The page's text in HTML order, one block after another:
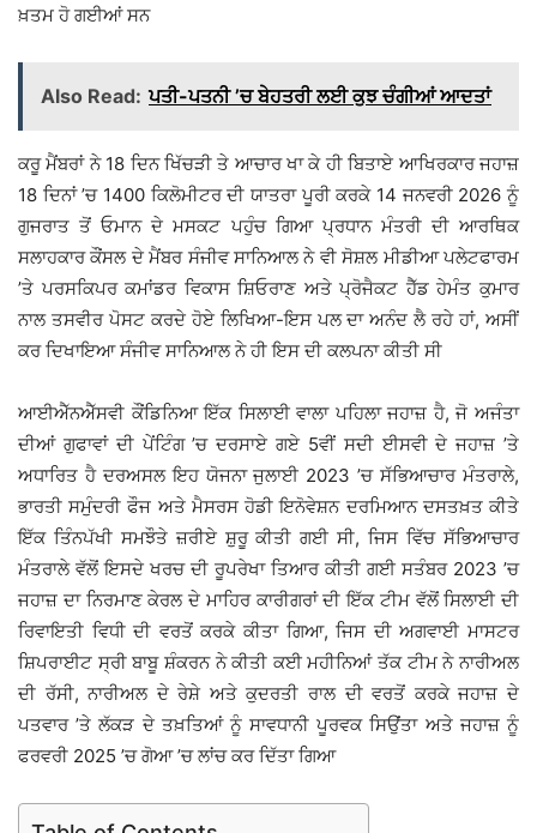
ਖ਼ਤਮ ਹੋ ਗਈਆਂ ਸਨ
Also Read: ਪਤੀ-ਪਤਨੀ ’ਚ ਬੇਹਤਰੀ ਲਈ ਕੁਝ ਚੰਗੀਆਂ ਆਦਤਾਂ
ਕਰੂ ਮੈਂਬਰਾਂ ਨੇ 18 ਦਿਨ ਖਿੱਚੜੀ ਤੇ ਆਚਾਰ ਖਾ ਕੇ ਹੀ ਬਿਤਾਏ ਆਖਿਰਕਾਰ ਜਹਾਜ਼
18 ਦਿਨਾਂ ’ਚ 1400 ਕਿਲੋਮੀਟਰ ਦੀ ਯਾਤਰਾ ਪੂਰੀ ਕਰਕੇ 14 ਜਨਵਰੀ 2026 ਨੂੰ
ਗੁਜਰਾਤ ਤੋਂ ਓਮਾਨ ਦੇ ਮਸਕਟ ਪਹੁੰਚ ਗਿਆ ਪ੍ਰਧਾਨ ਮੰਤਰੀ ਦੀ ਆਰਥਿਕ
ਸਲਾਹਕਾਰ ਕੌਂਸਲ ਦੇ ਮੈਂਬਰ ਸੰਜੀਵ ਸਾਨਿਆਲ ਨੇ ਵੀ ਸੋਸ਼ਲ ਮੀਡੀਆ ਪਲੇਟਫਾਰਮ
’ਤੇ ਪਰਸਕਿਪਰ ਕਮਾਂਡਰ ਵਿਕਾਸ ਸ਼ਿਓਰਾਣ ਅਤੇ ਪ੍ਰੋਜੈਕਟ ਹੈੱਡ ਹੇਮੰਤ ਕੁਮਾਰ
ਨਾਲ ਤਸਵੀਰ ਪੋਸਟ ਕਰਦੇ ਹੋਏ ਲਿਖਿਆ-ਇਸ ਪਲ ਦਾ ਅਨੰਦ ਲੈ ਰਹੇ ਹਾਂ, ਅਸੀਂ
ਕਰ ਦਿਖਾਇਆ ਸੰਜੀਵ ਸਾਨਿਆਲ ਨੇ ਹੀ ਇਸ ਦੀ ਕਲਪਨਾ ਕੀਤੀ ਸੀ
ਆਈਐੱਨਐੱਸਵੀ ਕੌਂਡਿਨਿਆ ਇੱਕ ਸਿਲਾਈ ਵਾਲਾ ਪਹਿਲਾ ਜਹਾਜ਼ ਹੈ, ਜੋ ਅਜੰਤਾ
ਦੀਆਂ ਗੁਫਾਵਾਂ ਦੀ ਪੇਂਟਿੰਗ ’ਚ ਦਰਸਾਏ ਗਏ 5ਵੀਂ ਸਦੀ ਈਸਵੀ ਦੇ ਜਹਾਜ਼ ’ਤੇ
ਅਧਾਰਿਤ ਹੈ ਦਰਅਸਲ ਇਹ ਯੋਜਨਾ ਜੁਲਾਈ 2023 ’ਚ ਸੱਭਿਆਚਾਰ ਮੰਤਰਾਲੇ,
ਭਾਰਤੀ ਸਮੁੰਦਰੀ ਫੌਜ ਅਤੇ ਮੈਸਰਸ ਹੋਡੀ ਇਨੋਵੇਸ਼ਨ ਦਰਮਿਆਨ ਦਸਤਖ਼ਤ ਕੀਤੇ
ਇੱਕ ਤਿੰਨਪੱਖੀ ਸਮਝੌਤੇ ਜ਼ਰੀਏ ਸ਼ੁਰੂ ਕੀਤੀ ਗਈ ਸੀ, ਜਿਸ ਵਿੱਚ ਸੱਭਿਆਚਾਰ
ਮੰਤਰਾਲੇ ਵੱਲੋਂ ਇਸਦੇ ਖਰਚ ਦੀ ਰੂਪਰੇਖਾ ਤਿਆਰ ਕੀਤੀ ਗਈ ਸਤੰਬਰ 2023 ’ਚ
ਜਹਾਜ਼ ਦਾ ਨਿਰਮਾਣ ਕੇਰਲ ਦੇ ਮਾਹਿਰ ਕਾਰੀਗਰਾਂ ਦੀ ਇੱਕ ਟੀਮ ਵੱਲੋਂ ਸਿਲਾਈ ਦੀ
ਰਿਵਾਇਤੀ ਵਿਧੀ ਦੀ ਵਰਤੋਂ ਕਰਕੇ ਕੀਤਾ ਗਿਆ, ਜਿਸ ਦੀ ਅਗਵਾਈ ਮਾਸਟਰ
ਸ਼ਿਪਰਾਈਟ ਸ੍ਰੀ ਬਾਬੂ ਸ਼ੰਕਰਨ ਨੇ ਕੀਤੀ ਕਈ ਮਹੀਨਿਆਂ ਤੱਕ ਟੀਮ ਨੇ ਨਾਰੀਅਲ
ਦੀ ਰੱਸੀ, ਨਾਰੀਅਲ ਦੇ ਰੇਸ਼ੇ ਅਤੇ ਕੁਦਰਤੀ ਰਾਲ ਦੀ ਵਰਤੋਂ ਕਰਕੇ ਜਹਾਜ਼ ਦੇ
ਪਤਵਾਰ ’ਤੇ ਲੱਕੜ ਦੇ ਤਖ਼ਤਿਆਂ ਨੂੰ ਸਾਵਧਾਨੀ ਪੂਰਵਕ ਸਿਉਂਤਾ ਅਤੇ ਜਹਾਜ਼ ਨੂੰ
ਫਰਵਰੀ 2025 ’ਚ ਗੋਆ ’ਚ ਲਾਂਚ ਕਰ ਦਿੱਤਾ ਗਿਆ